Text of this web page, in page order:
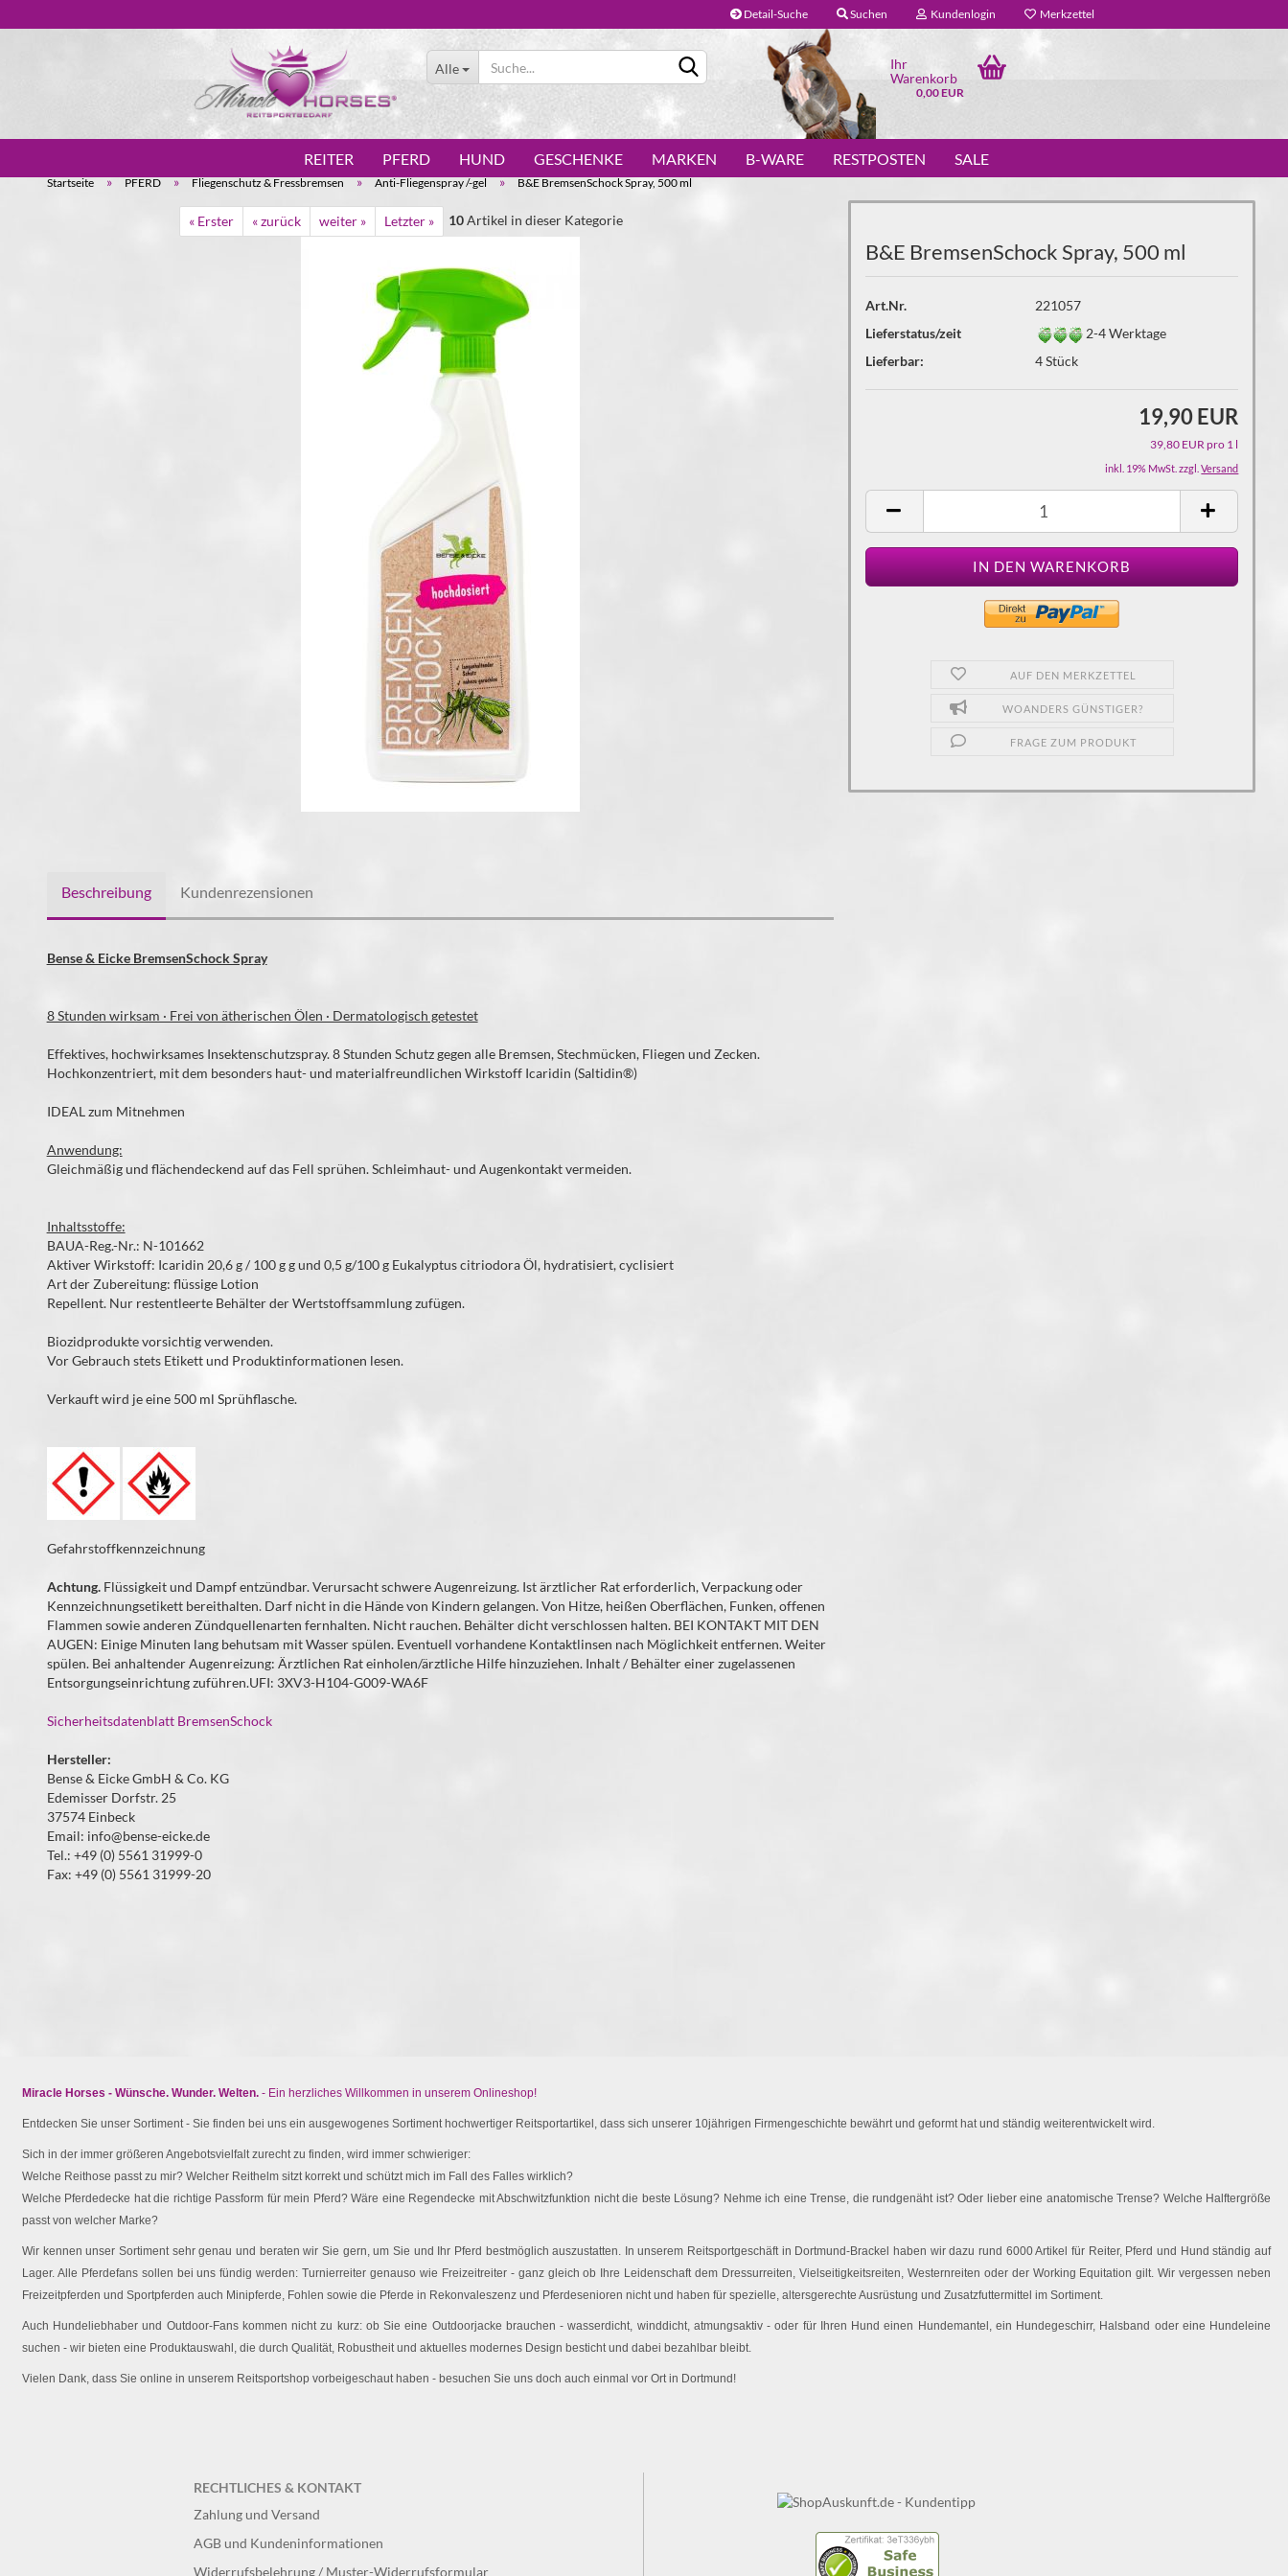
Detail-Suche Suchen Kundenlogin Merkzettel
Alle
Ihr
Warenkorb
0,00 EUR
REITER PFERD HUND GESCHENKE MARKEN B-WARE RESTPOSTEN SALE
Startseite » PFERD » Fliegenschutz & Fressbremsen » Anti-Fliegenspray /-gel » B&E BremsenSchock Spray, 500 ml
« Erster « zurück weiter » Letzter » 10Artikel in dieser Kategorie
B&E BremsenSchock Spray, 500 ml
Art.Nr.
221057
Lieferstatus/zeit
2-4 Werktage
Lieferbar:
4Stück
19,90 EUR
39,80 EUR pro 1 l
inkl. 19% MwSt. zzgl.Versand
AUF DEN MERKZETTEL
WOANDERS GÜNSTIGER?
FRAGE ZUM PRODUKT
Beschreibung Kundenrezensionen
Bense & Eicke BremsenSchock Spray
8 Stunden wirksam · Frei von ätherischen Ölen · Dermatologisch getestet
Effektives, hochwirksames Insektenschutzspray. 8 Stunden Schutz gegen alle Bremsen, Stechmücken, Fliegen und Zecken.
Hochkonzentriert, mit dem besonders haut- und materialfreundlichen Wirkstoff Icaridin (Saltidin®)
IDEAL zum Mitnehmen
Anwendung:
Gleichmäßig und flächendeckend auf das Fell sprühen. Schleimhaut- und Augenkontakt vermeiden.
Inhaltsstoffe:
BAUA-Reg.-Nr.: N-101662
Aktiver Wirkstoff: Icaridin 20,6 g / 100 g g und 0,5 g/100 g Eukalyptus citriodora Öl, hydratisiert, cyclisiert
Art der Zubereitung: flüssige Lotion
Repellent. Nur restentleerte Behälter der Wertstoffsammlung zufügen.
Biozidprodukte vorsichtig verwenden.
Vor Gebrauch stets Etikett und Produktinformationen lesen.
Verkauft wird je eine 500 ml Sprühflasche.
Gefahrstoffkennzeichnung
Achtung. Flüssigkeit und Dampf entzündbar. Verursacht schwere Augenreizung. Ist ärztlicher Rat erforderlich, Verpackung oder
Kennzeichnungsetikett bereithalten. Darf nicht in die Hände von Kindern gelangen. Von Hitze, heißen Oberflächen, Funken, offenen
Flammen sowie anderen Zündquellenarten fernhalten. Nicht rauchen. Behälter dicht verschlossen halten. BEI KONTAKT MIT DEN
AUGEN: Einige Minuten lang behutsam mit Wasser spülen. Eventuell vorhandene Kontaktlinsen nach Möglichkeit entfernen. Weiter
spülen. Bei anhaltender Augenreizung: Ärztlichen Rat einholen/ärztliche Hilfe hinzuziehen. Inhalt / Behälter einer zugelassenen
Entsorgungseinrichtung zuführen.UFI: 3XV3-H104-G009-WA6F
Sicherheitsdatenblatt BremsenSchock
Hersteller:
Bense & Eicke GmbH & Co. KG
Edemisser Dorfstr. 25
37574 Einbeck
Email: info@bense-eicke.de
Tel.: +49 (0) 5561 31999-0
Fax: +49 (0) 5561 31999-20
Miracle Horses - Wünsche. Wunder. Welten. - Ein herzliches Willkommen in unserem Onlineshop!
Entdecken Sie unser Sortiment - Sie finden bei uns ein ausgewogenes Sortiment hochwertiger Reitsportartikel, dass sich unserer 10jährigen Firmengeschichte bewährt und geformt hat und ständig weiterentwickelt wird.
Sich in der immer größeren Angebotsvielfalt zurecht zu finden, wird immer schwieriger:
Welche Reithose passt zu mir? Welcher Reithelm sitzt korrekt und schützt mich im Fall des Falles wirklich?
Welche Pferdedecke hat die richtige Passform für mein Pferd? Wäre eine Regendecke mit Abschwitzfunktion nicht die beste Lösung? Nehme ich eine Trense, die rundgenäht ist? Oder lieber eine anatomische Trense? Welche Halftergröße
passt von welcher Marke?
Wir kennen unser Sortiment sehr genau und beraten wir Sie gern, um Sie und Ihr Pferd bestmöglich auszustatten. In unserem Reitsportgeschäft in Dortmund-Brackel haben wir dazu rund 6000 Artikel für Reiter, Pferd und Hund ständig auf
Lager. Alle Pferdefans sollen bei uns fündig werden: Turnierreiter genauso wie Freizeitreiter - ganz gleich ob Ihre Leidenschaft dem Dressurreiten, Vielseitigkeitsreiten, Westernreiten oder der Working Equitation gilt. Wir vergessen neben
Freizeitpferden und Sportpferden auch Minipferde, Fohlen sowie die Pferde in Rekonvaleszenz und Pferdesenioren nicht und haben für spezielle, altersgerechte Ausrüstung und Zusatzfuttermittel im Sortiment.
Auch Hundeliebhaber und Outdoor-Fans kommen nicht zu kurz: ob Sie eine Outdoorjacke brauchen - wasserdicht, winddicht, atmungsaktiv - oder für Ihren Hund einen Hundemantel, ein Hundegeschirr, Halsband oder eine Hundeleine
suchen - wir bieten eine Produktauswahl, die durch Qualität, Robustheit und aktuelles modernes Design besticht und dabei bezahlbar bleibt.
Vielen Dank, dass Sie online in unserem Reitsportshop vorbeigeschaut haben - besuchen Sie uns doch auch einmal vor Ort in Dortmund!
RECHTLICHES & KONTAKT
Zahlung und Versand
AGB und Kundeninformationen
Widerrufsbelehrung / Muster-Widerrufsformular